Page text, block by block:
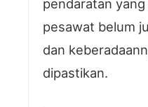
pendaratan
pesawat belum
dan
dipastikan.